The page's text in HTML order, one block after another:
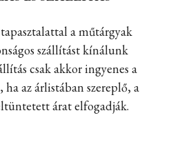
a műtárgyak
szállítást kínálunk
csak akkor ingyenes a
az árlistában szereplő, a
árat elfogadják.